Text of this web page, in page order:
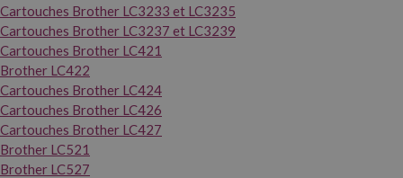
Cartouches Brother LC3233 et LC3235
Cartouches Brother LC3237 et LC3239
Cartouches Brother LC421
Brother LC422
Cartouches Brother LC424
Cartouches Brother LC426
Cartouches Brother LC427
Brother LC521
Brother LC527